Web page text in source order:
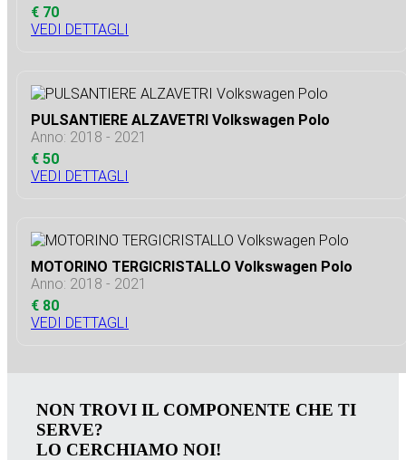
€ 70
VEDI DETTAGLI
PULSANTIERE ALZAVETRI Volkswagen Polo
Anno: 2018 - 2021
€ 50
VEDI DETTAGLI
MOTORINO TERGICRISTALLO Volkswagen Polo
Anno: 2018 - 2021
€ 80
VEDI DETTAGLI
NON TROVI IL COMPONENTE CHE TI
SERVE?
LO CERCHIAMO NOI!